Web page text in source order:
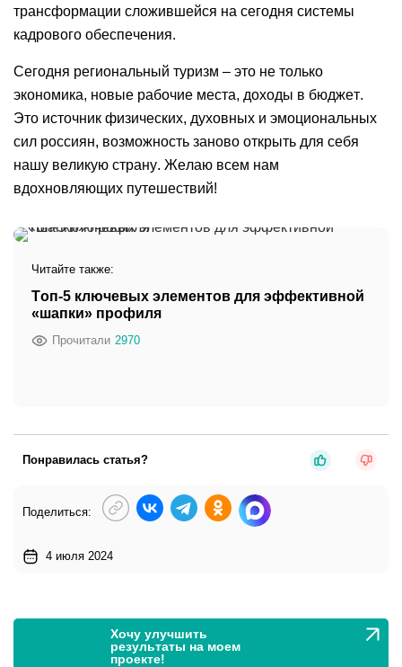
трансформации сложившейся на сегодня системы
кадрового обеспечения.
Сегодня региональный туризм – это не только
экономика, новые рабочие места, доходы в бюджет.
Это источник физических, духовных и эмоциональных
сил россиян, возможность заново открыть для себя
нашу великую страну. Желаю всем нам
вдохновляющих путешествий!
Читайте также:
Топ-5 ключевых элементов для эффективной
«шапки» профиля
Прочитали 2970
Понравилась статья?
Поделиться:
4 июля 2024
Хочу улучшить
результаты на моем
проекте!